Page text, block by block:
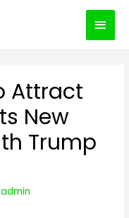
Attract
New
Trump
admin